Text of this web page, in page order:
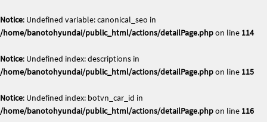
Notice: Undefined variable: canonical_seo in
/home/banotohyundai/public_html/actions/detailPage.phpon line 114
Notice: Undefined index: descriptions in
/home/banotohyundai/public_html/actions/detailPage.phpon line 115
Notice: Undefined index: botvn_car_id in
/home/banotohyundai/public_html/actions/detailPage.phpon line 116